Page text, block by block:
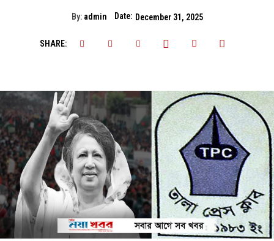
By: admin Date: December 31, 2025
SHARE: